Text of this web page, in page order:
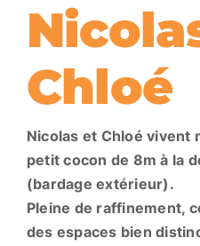
Chloé
Nicolas et Chloé vivent
petit cocon de 8m à la
(bardage extérieur).
Pleine de raffinement,
des espaces bien